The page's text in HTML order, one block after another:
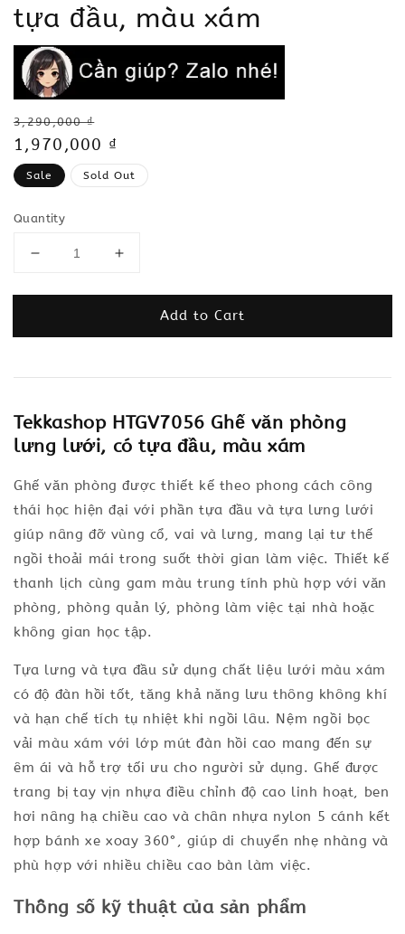
tựa đầu, màu xám
Regular
price
3,290,000 ₫
Sale
price
1,970,000 ₫
Sale Sold Out
Quantity
Add to Cart
Tekkashop HTGV7056 Ghế văn phòng
lưng lưới, có tựa đầu, màu xám
Ghế văn phòng được thiết kế theo phong cách công
thái học hiện đại với phần tựa đầu và tựa lưng lưới
giúp nâng đỡ vùng cổ, vai và lưng, mang lại tư thế
ngồi thoải mái trong suốt thời gian làm việc. Thiết kế
thanh lịch cùng gam màu trung tính phù hợp với văn
phòng, phòng quản lý, phòng làm việc tại nhà hoặc
không gian học tập.
Tựa lưng và tựa đầu sử dụng chất liệu lưới màu xám
có độ đàn hồi tốt, tăng khả năng lưu thông không khí
và hạn chế tích tụ nhiệt khi ngồi lâu. Nệm ngồi bọc
vải màu xám với lớp mút đàn hồi cao mang đến sự
êm ái và hỗ trợ tối ưu cho người sử dụng. Ghế được
trang bị tay vịn nhựa điều chỉnh độ cao linh hoạt, ben
hơi nâng hạ chiều cao và chân nhựa nylon 5 cánh kết
hợp bánh xe xoay 360°, giúp di chuyển nhẹ nhàng và
phù hợp với nhiều chiều cao bàn làm việc.
Thông số kỹ thuật của sản phẩm